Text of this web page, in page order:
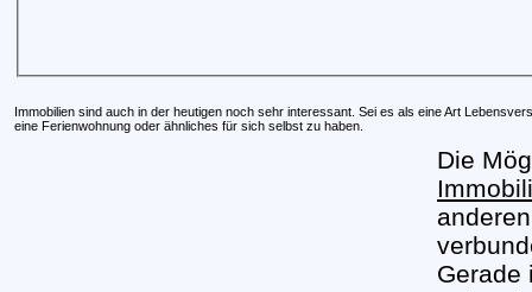
Immobilien sind auch in der heutigen noch sehr interessant. Sei es als eine Art
eine Ferienwohnung oder ähnliches für sich selbst zu haben.
Die
Gerade